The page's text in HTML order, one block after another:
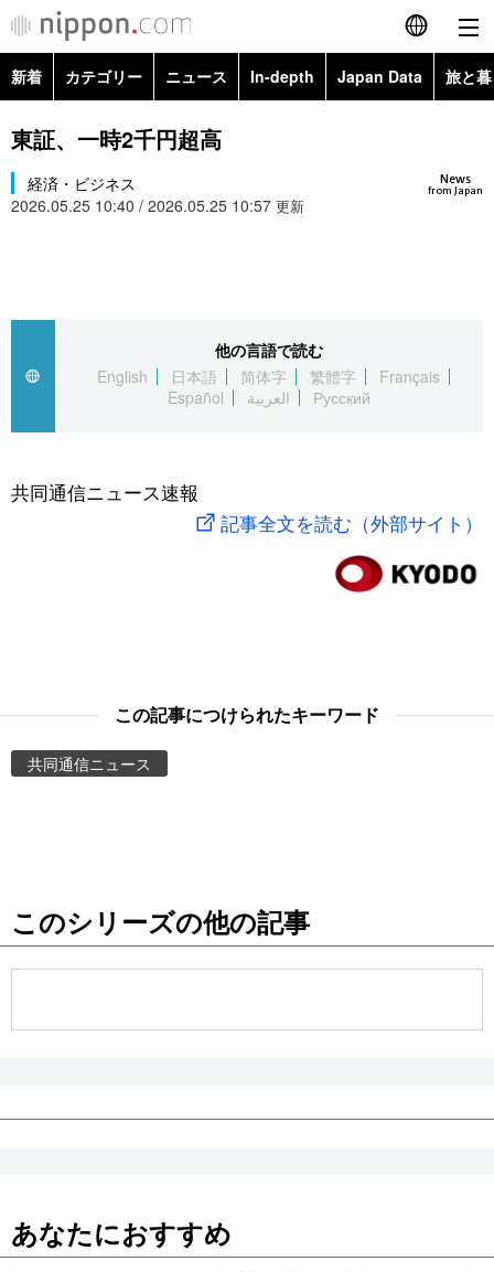
English
カテゴリー
スポーツ・東京2020
Topics
Images
お知らせ
公式SNS
新着 カテゴリー ニュース In-depth Japan Data 旅と
政治・外交
経済・ビジネス Images
東証、一時2千円超高
News
from Japan
経済・ビジネス
2026.05.25 10:40 / 2026.05.25 10:57 更新
他の言語で読む
English
日本語 简体字 繁體字
Français
Español
العربية Русский
共同通信ニュース速報
記事全文を読む（外部サイト）
この記事につけられたキーワード
共同通信ニュース
このシリーズの他の記事
あなたにおすすめ